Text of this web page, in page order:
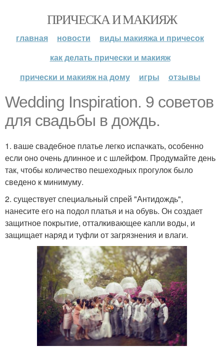
ПРИЧЕСКА И МАКИЯЖ
главная новости
виды макияжа и причесок
как делать прически и макияж
прически и макияж на дому
игры отзывы
Wedding Inspiration. 9 советов
для свадьбы в дождь.
1. ваше свадебное платье легко испачкать, особенно
если оно очень длинное и с шлейфом. Продумайте день
так, чтобы количество пешеходных прогулок было
сведено к минимуму.
2. существует специальный спрей "Антидождь",
нанесите его на подол платья и на обувь. Он создает
защитное покрытие, отталкивающее капли воды, и
защищает наряд и туфли от загрязнения и влаги.